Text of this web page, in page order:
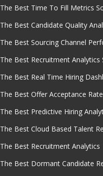
The Best Time To Fill Metrics
The Best Candidate Quality
The Best Sourcing Channel
The Best Recruitment Analytics
The Best Real Time Hiring
The Best Offer Acceptance
The Best Predictive Hiring
The Best Cloud Based Talent
The Best Recruitment Analytics
The Best Dormant Candidate